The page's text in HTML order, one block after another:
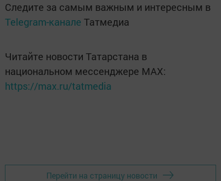
Следите за самым важным и интересным в
Telegram-канале Татмедиа
Читайте новости Татарстана в
национальном мессенджере MАХ:
https://max.ru/tatmedia
Перейти на страницу новости